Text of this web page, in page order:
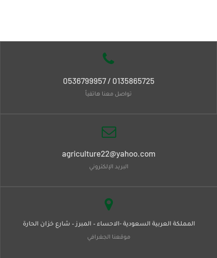
0135865725 / 0536799957
تواصل معنا هاتفياً
agriculture22@yahoo.com
البريد الإلكتروني
المملكة العربية السعودية -الاحساء – المبرز – شارع خزان الحارة
موقعنا الجغرافي